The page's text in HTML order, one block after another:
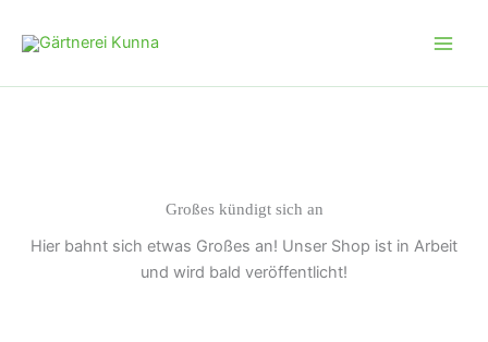
Inhalt
Großes kündigt sich an
Hier bahnt sich etwas Großes an! Unser Shop ist in Arbeit
und wird bald veröffentlicht!